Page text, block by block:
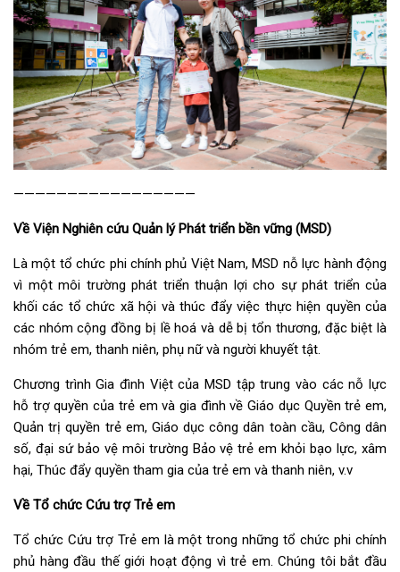
—————————————————
Về Viện Nghiên cứu Quản lý Phát triển bền vững (MSD)
Là một tổ chức phi chính phủ Việt Nam, MSD nỗ lực hành động
vì một môi trường phát triển thuận lợi cho sự phát triển của
khối các tổ chức xã hội và thúc đẩy việc thực hiện quyền của
các nhóm cộng đồng bị lề hoá và dễ bị tổn thương, đặc biệt là
nhóm trẻ em, thanh niên, phụ nữ và người khuyết tật.
Chương trình Gia đình Việt của MSD tập trung vào các nỗ lực
hỗ trợ quyền của trẻ em và gia đình về Giáo dục Quyền trẻ em,
Quản trị quyền trẻ em, Giáo dục công dân toàn cầu, Công dân
số, đại sứ bảo vệ môi trường Bảo vệ trẻ em khỏi bạo lực, xâm
hại, Thúc đẩy quyền tham gia của trẻ em và thanh niên, v.v
Về Tổ chức Cứu trợ Trẻ em
Tổ chức Cứu trợ Trẻ em là một trong những tổ chức phi chính
phủ hàng đầu thế giới hoạt động vì trẻ em. Chúng tôi bắt đầu